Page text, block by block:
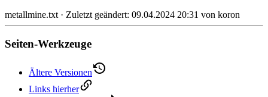
metallmine.txt · Zuletzt geändert: 09.04.2024 20:31 von koron
Seiten-Werkzeuge
Ältere Versionen
Links hierher